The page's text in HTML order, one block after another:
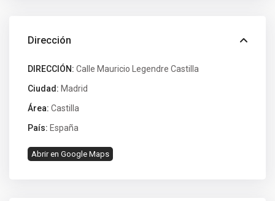
Dirección
DIRECCIÓN: Calle Mauricio Legendre Castilla
Ciudad: Madrid
Área: Castilla
País: España
Abrir en Google Maps